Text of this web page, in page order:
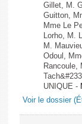
Gillet, M.
Guitton,
Mme Le
Lorho, M.
M.
Odoul,
Rancoule,
UNIQUE -
Voir le dossier